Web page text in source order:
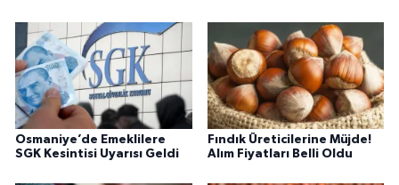
Osmaniye’de Emeklilere
SGK Kesintisi Uyarısı Geldi
Fındık Üreticilerine Müjde!
Alım Fiyatları Belli Oldu